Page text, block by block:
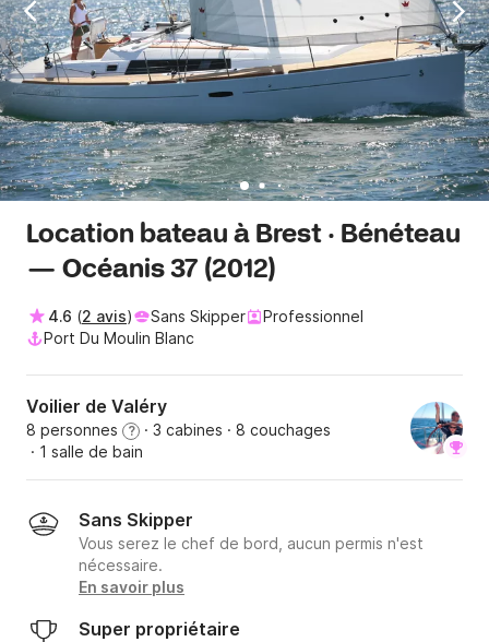
Location bateau à Brest · Bénéteau
— Océanis 37 (2012)
4.6 (2 avis) Sans Skipper
Professionnel
Port Du Moulin Blanc
Voilier de Valéry
8 personnes ? · 3 cabines · 8 couchages
· 1 salle de bain
Sans Skipper
Vous serez le chef de bord, aucun permis n'est
nécessaire.
En savoir plus
Super propriétaire